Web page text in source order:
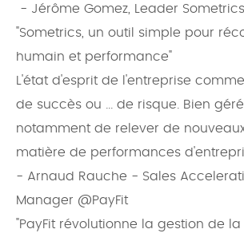
- Jérôme Gomez, Leader
"Sometrics, un outil simple pour
humain et performance"
L'état d'esprit de l'entreprise
de succès ou ... de risque. Bien
notamment de relever de
matière de performances
- Arnaud Rauche - Sales
Manager @PayFit
"PayFit révolutionne la gestion de